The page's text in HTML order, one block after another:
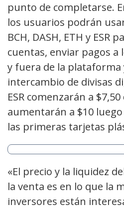
punto de completarse.
los usuarios podrán usar
BCH, DASH, ETH y ESR
cuentas, enviar pagos
y fuera de la
intercambio de divisas
ESR comenzarán a
aumentarán a $10
las primeras tarjetas
«El precio y la liquidez
la venta es en lo que la
inversores están